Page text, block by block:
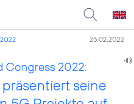
25.02.2022
Congress 2022:
seine